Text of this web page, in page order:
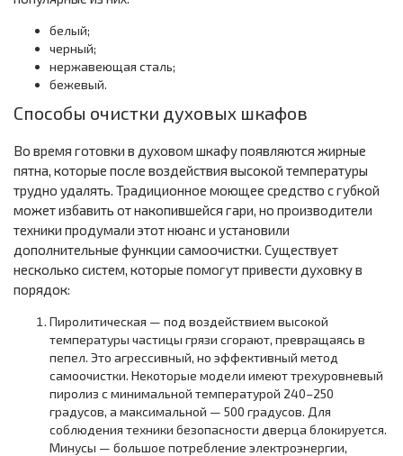
белый;
черный;
нержавеющая сталь;
бежевый.
Способы очистки духовых шкафов
Во время готовки в духовом шкафу появляются жирные
пятна, которые после воздействия высокой температуры
трудно удалять. Традиционное моющее средство с губкой
может избавить от накопившейся гари, но производители
техники продумали этот нюанс и установили
дополнительные функции самоочистки. Существует
несколько систем, которые помогут привести духовку в
порядок:
Пиролитическая — под воздействием высокой
температуры частицы грязи сгорают, превращаясь в
пепел. Это агрессивный, но эффективный метод
самоочистки. Некоторые модели имеют трехуровневый
пиролиз с минимальной температурой 240–250
градусов, а максимальной — 500 градусов. Для
соблюдения техники безопасности дверца блокируется.
Минусы — большое потребление электроэнергии,